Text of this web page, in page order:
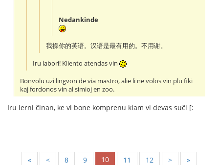
Nedankinde
我操你的英语。汉语是最有用的。不用谢。
Iru labori! Kliento atendas vin
Bonvolu uzi lingvon de via mastro, alie li ne volos vin plu fiki
kaj fordonos vin al simioj en zoo.
Iru lerni ĉinan, ke vi bone komprenu kiam vi devas suĉi [:
« < 8 9 10 11 12 > »